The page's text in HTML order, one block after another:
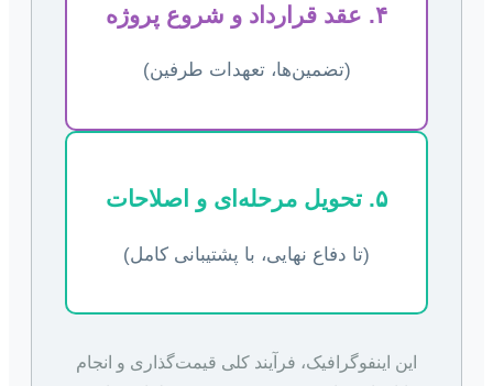
۴. عقد قرارداد و شروع پروژه
(تضمین‌ها، تعهدات طرفین)
۵. تحویل مرحله‌ای و اصلاحات
(تا دفاع نهایی، با پشتیبانی کامل)
این اینفوگرافیک، فرآیند کلی قیمت‌گذاری و انجام